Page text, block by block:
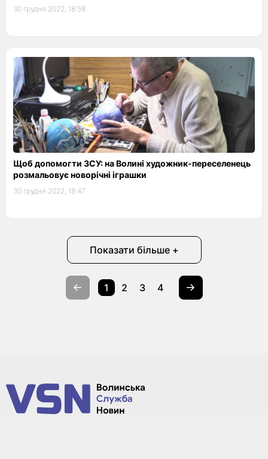
30 грудня 2022, 18:58
Щоб допомогти ЗСУ: на Волині художник-переселенець
розмальовує новорічні іграшки
30 грудня 2022, 18:47
Показати більше +
1 2 3 4